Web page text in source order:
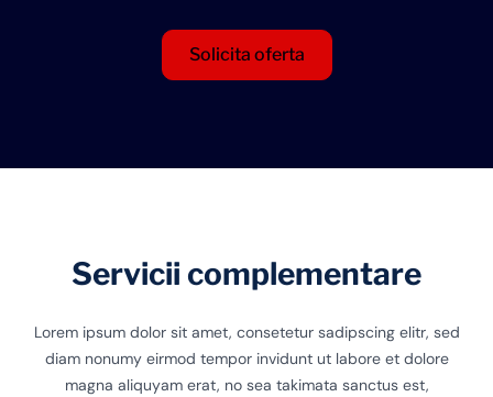
Solicita oferta
Servicii complementare
Lorem ipsum dolor sit amet, consetetur sadipscing elitr, sed
diam nonumy eirmod tempor invidunt ut labore et dolore
magna aliquyam erat, no sea takimata sanctus est,